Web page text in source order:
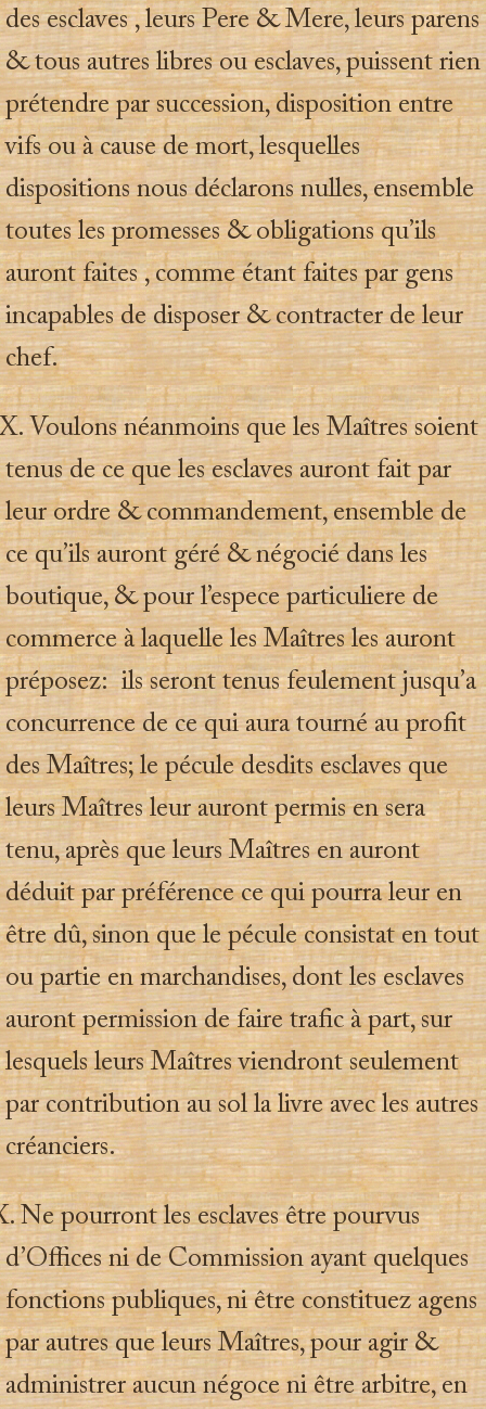
des esclaves , leurs Pere & Mere, leurs parens
& tous autres libres ou esclaves, puissent rien
prétendre par succession, disposition entre
vifs ou à cause de mort, lesquelles
dispositions nous déclarons nulles, ensemble
toutes les promesses & obligations qu’ils
auront faites , comme étant faites par gens
incapables de disposer & contracter de leur
chef.
Voulons néanmoins que les Maîtres soient
tenus de ce que les esclaves auront fait par
leur ordre & commandement, ensemble de
ce qu’ils auront géré & négocié dans les
boutique, & pour l’espece particuliere de
commerce à laquelle les Maîtres les auront
préposez: ils seront tenus feulement jusqu’a
concurrence de ce qui aura tourné au profit
des Maîtres; le pécule desdits esclaves que
leurs Maîtres leur auront permis en sera
tenu, après que leurs Maîtres en auront
déduit par préférence ce qui pourra leur en
être dû, sinon que le pécule consistat en tout
ou partie en marchandises, dont les esclaves
auront permission de faire trafic à part, sur
lesquels leurs Maîtres viendront seulement
par contribution au sol la livre avec les autres
créanciers.
Ne pourront les esclaves être pourvus
d’Offices ni de Commission ayant quelques
fonctions publiques, ni être constituez agens
par autres que leurs Maîtres, pour agir &
administrer aucun négoce ni être arbitre, en